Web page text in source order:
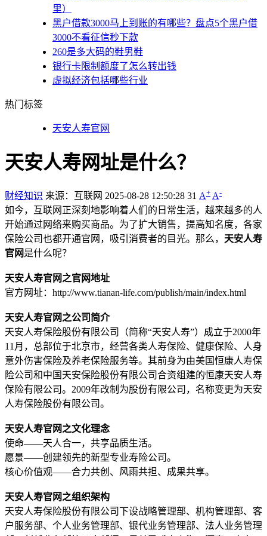
里）
黑户借款3000马上到账的有哪些？盘点5个黑户借
3000不看征信秒下款
260是多大码的鞋男鞋
银行卡限制额度了怎么转出钱
虚拟经济包括哪些行业
热门标签
天安人寿官网
天安人寿网址是什么？
财经知识 来源：互联网 2025-08-28 12:50:28 31 A+ A-
如今，互联网正深刻地影响着人们的日常生活，越来越多的人
开始通过网络来购买商品。为了扩大销售，提高知名度，各家
保险公司也都开通官网，吸引消费者的目光。那么， 天安人寿
官网是什么呢？
天安人寿官网之官网地址
官方网址：http://www.tianan-life.com/publish/main/index.html
天安人寿官网之公司简介
天安人寿保险股份有限公司（简称“天安人寿”）成立于2000年
11月，总部位于北京市，经营各类人寿保险、健康保险、人身
意外伤害保险及养老保险服务等。其前身为由美国恒康人寿保
险公司和中国天安保险股份有限公司合资组建的恒康天安人寿
保险有限公司。2009年改制为股份有限公司，名称变更为天安
人寿保险股份有限公司。
天安人寿官网之文化理念
使命——天人合一，共享品质生活。
愿景——创建领先的新型专业寿险公司。
核心价值观——合力共创、风雨共担、成果共享。
天安人寿官网之组织架构
天安人寿保险股份有限公司下设战略管理部、机构管理部、客
户服务部、个人业务管理部、银代业务管理部、法人业务管理